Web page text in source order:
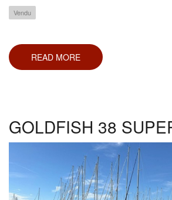
Vendu
READ MORE ABOUT
BOSTON
WHALER
GOLDFISH 38